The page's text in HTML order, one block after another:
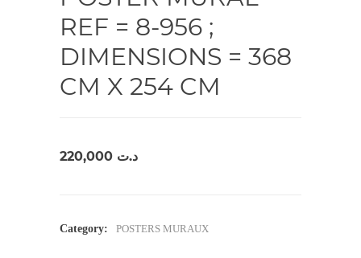
REF = 8-956 ;
DIMENSIONS = 368
CM X 254 CM
د.ت
Category: POSTERS MURAUX